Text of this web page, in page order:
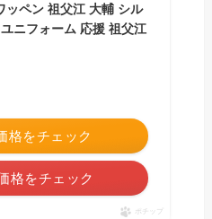
ッペン 祖父江 大輔 シル
ニフォーム 応援 祖父江
格をチェック
格をチェック
ポチップ